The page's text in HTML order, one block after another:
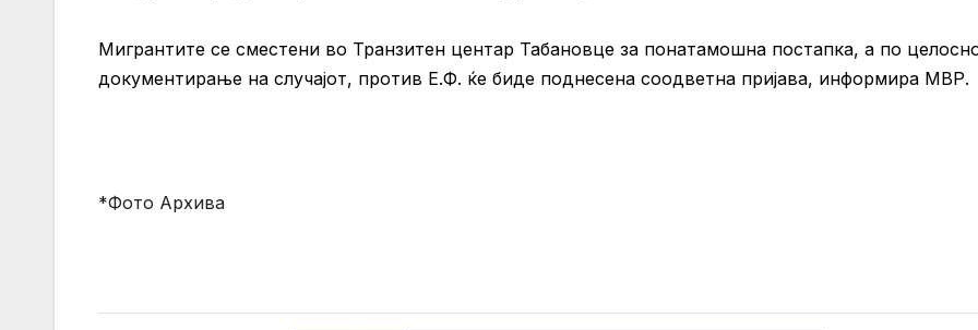
Mигрантите се сместени во Транзитен центар Табановце за понатамошна постапка, а по
документирање на случајот, против Е.Ф. ќе биде поднесена соодветна пријава, информира МВР.
*Фото Архива